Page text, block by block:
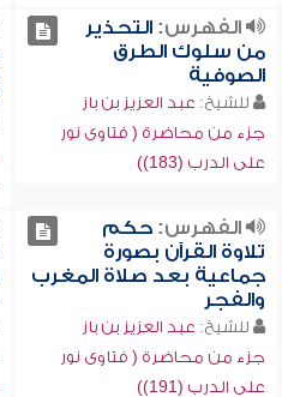
الفهرس:التحذير
من سلوك الطرق
الصوفية
للشيخ: عبد العزيز بن باز
جزء من محاضرة ( فتاوى نور
على الدرب (183))
الفهرس:حكم
تلاوة القرآن بصورة
جماعية بعد صلاة المغرب
والفجر
للشيخ: عبد العزيز بن باز
جزء من محاضرة ( فتاوى نور
على الدرب (191))